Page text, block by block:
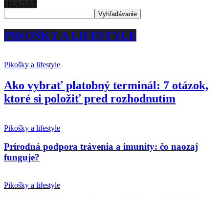
HĽADAŤ
PIKOŠKY A LIFESTYLE
Pikošky a lifestyle
Ako vybrať platobný terminál: 7 otázok,
ktoré si položiť pred rozhodnutím
Pikošky a lifestyle
Prírodná podpora trávenia a imunity: čo naozaj
funguje?
Pikošky a lifestyle